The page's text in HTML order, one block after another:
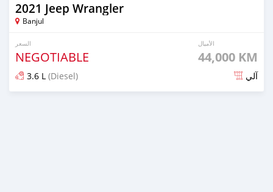
2021 Jeep Wrangler
Banjul
السعر
NEGOTIABLE
الأميال
44,000 KM
3.6 L (Diesel) آلي